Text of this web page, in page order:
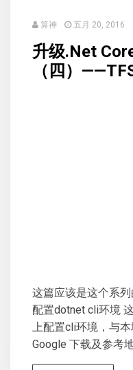
算神 五月 20, 2016
升级.Net
（四）
这篇应该是这个系
配置dotnet cli环境
上配置cli环境，与
Google 下载及参考